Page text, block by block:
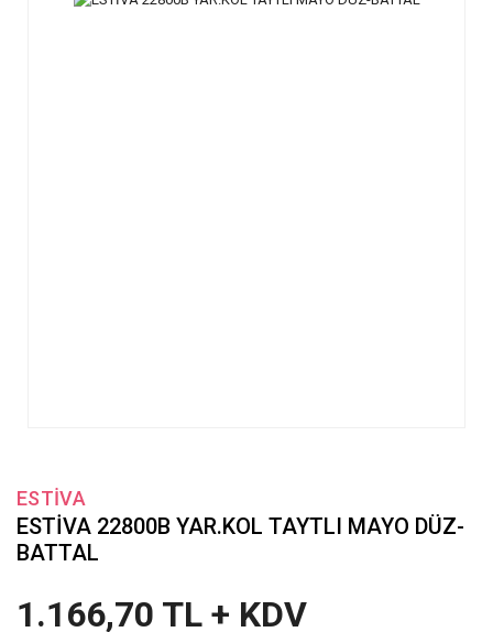
ESTİVA
ESTİVA 22800B YAR.KOL TAYTLI MAYO DÜZ-
BATTAL
1.166,70 TL + KDV